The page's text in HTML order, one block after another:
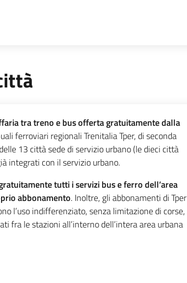
tra treno e bus offerta gratuitamente dalla
ferroviari regionali Trenitalia Tper, di seconda
13 città sede di servizio urbano (le dieci città
integrati con il servizio urbano.
tutti i servizi bus e ferro dell’area
abbonamento. Inoltre, gli abbonamenti di Tper
l’uso indifferenziato, senza limitazione di corse,
fra le stazioni all’interno dell’intera area urbana